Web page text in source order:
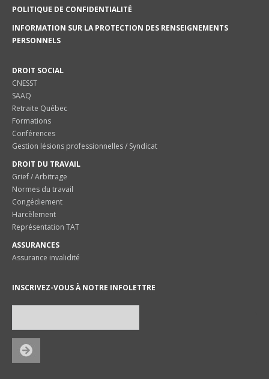
POLITIQUE DE CONFIDENTIALITÉ
INFORMATION SUR LA PROTECTION DES RENSEIGNEMENTS
PERSONNELS
DROIT SOCIAL
CNESST
SAAQ
Retraite Québec
Formations
Conférences
Gestion lésions professionnelles / Syndicat
DROIT DU TRAVAIL
Grief / Arbitrage
Normes du travail
Congédiement
Harcèlement
Représentation TAT
ASSURANCES
Assurance invalidité
INSCRIVEZ-VOUS À NOTRE INFOLETTRE